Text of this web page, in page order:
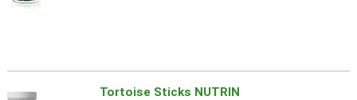
Tortoise Sticks NUTRIN